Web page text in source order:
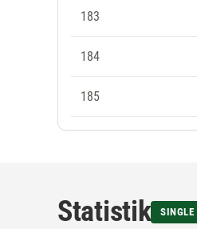
183
184
185
Statistik SINGLE